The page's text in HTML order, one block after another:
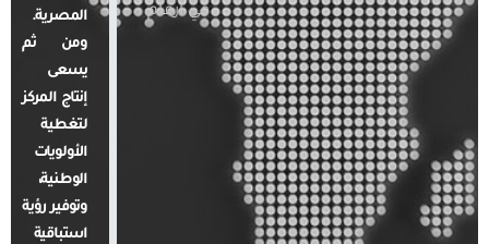
في أرقام
المصرية.
ومن ثم
يسعى
إنتاج المركز
لتغطية
الأولويات
الوطنية،
وتوفير رؤية
استباقية